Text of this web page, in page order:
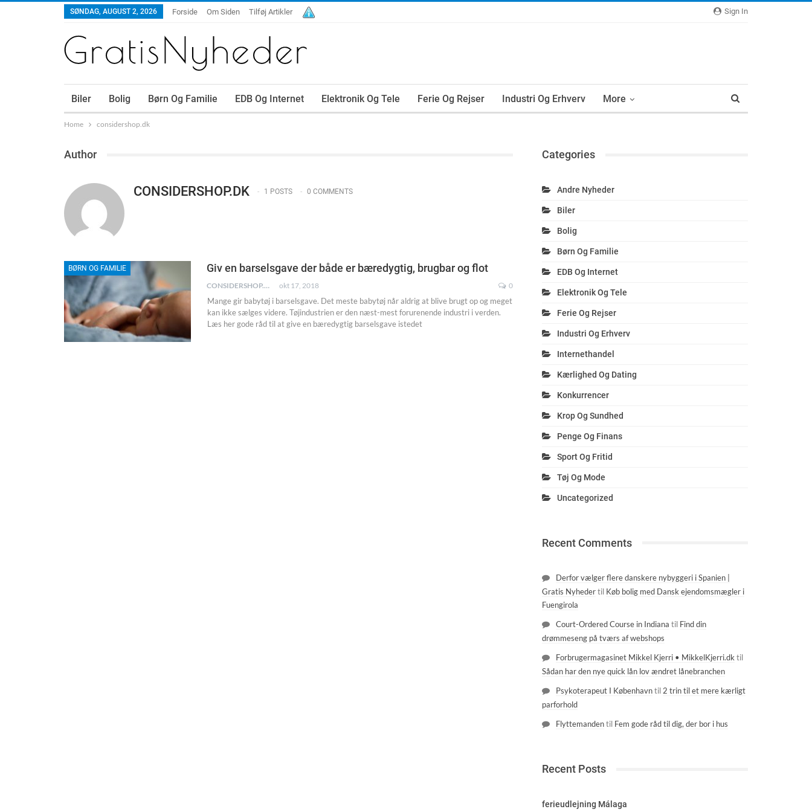
Sign In
SØNDAG, AUGUST 2, 2026 Forside Om Siden Tilføj Artikler
Biler Bolig Børn Og Familie EDB Og Internet Elektronik Og Tele Ferie Og Rejser Industri Og Erhverv More
Home considershop.dk
Author
CONSIDERSHOP.DK 1 POSTS 0 COMMENTS
BØRN OG FAMILIE Giv en barselsgave der både er bæredygtig, brugbar og flot
CONSIDERSHOP.DK okt 17, 2018 0
Mange gir babytøj i barselsgave. Det meste babytøj når aldrig at blive brugt op og meget
kan ikke sælges videre. Tøjindustrien er den næst-mest forurenende industri i verden.
Læs her gode råd til at give en bæredygtig barselsgave istedet
Categories
Andre Nyheder
Biler
Bolig
Børn Og Familie
EDB Og Internet
Elektronik Og Tele
Ferie Og Rejser
Industri Og Erhverv
Internethandel
Kærlighed Og Dating
Konkurrencer
Krop Og Sundhed
Penge Og Finans
Sport Og Fritid
Tøj Og Mode
Uncategorized
Recent Comments
Derfor vælger flere danskere nybyggeri i Spanien |
Gratis Nyhedertil Køb bolig med Dansk ejendomsmægler i
Fuengirola
Court-Ordered Course in Indiana til Find din
drømmeseng på tværs af webshops
Forbrugermagasinet Mikkel Kjerri • MikkelKjerri.dktil
Sådan har den nye quick lån lov ændret lånebranchen
Psykoterapeut I Københavntil2 trin til et mere kærligt
parforhold
Flyttemandentil Fem gode råd til dig, der bor i hus
Recent Posts
ferieudlejning Málaga